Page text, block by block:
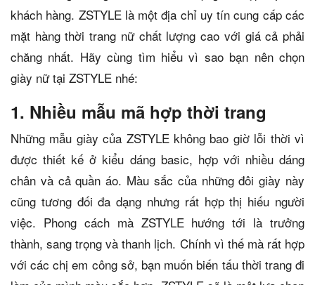
khách hàng. ZSTYLE là một địa chỉ uy tín cung cấp các
mặt hàng thời trang nữ chất lượng cao với giá cả phải
chăng nhất. Hãy cùng tìm hiểu vì sao bạn nên chọn
giày nữ tại ZSTYLE nhé:
1. Nhiều mẫu mã hợp thời trang
Những mẫu giày của ZSTYLE không bao giờ lỗi thời vì
được thiết kế ở kiểu dáng basic, hợp với nhiều dáng
chân và cả quần áo. Màu sắc của những đôi giày này
cũng tương đối đa dạng nhưng rất hợp thị hiếu người
việc. Phong cách mà ZSTYLE hướng tới là trưởng
thành, sang trọng và thanh lịch. Chính vì thế mà rất hợp
với các chị em công sở, bạn muốn biến tấu thời trang đi